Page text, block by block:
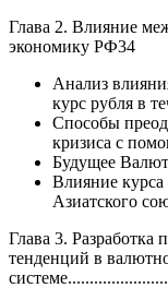
Глава 2. Влияние
экономику РФ34
Анализ
курс рубля в
Способы
кризиса с
Будущее
Влияние курса
Азиатского
Глава 3.
тенденций в